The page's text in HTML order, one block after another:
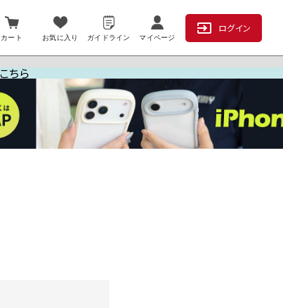
カート お気に入り ガイドライン マイページ
ログイン
ちら